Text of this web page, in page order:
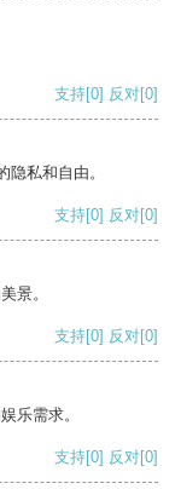
支持[0] 反对[0]
私和自由。
支持[0] 反对[0]
景。
支持[0] 反对[0]
乐需求。
支持[0] 反对[0]